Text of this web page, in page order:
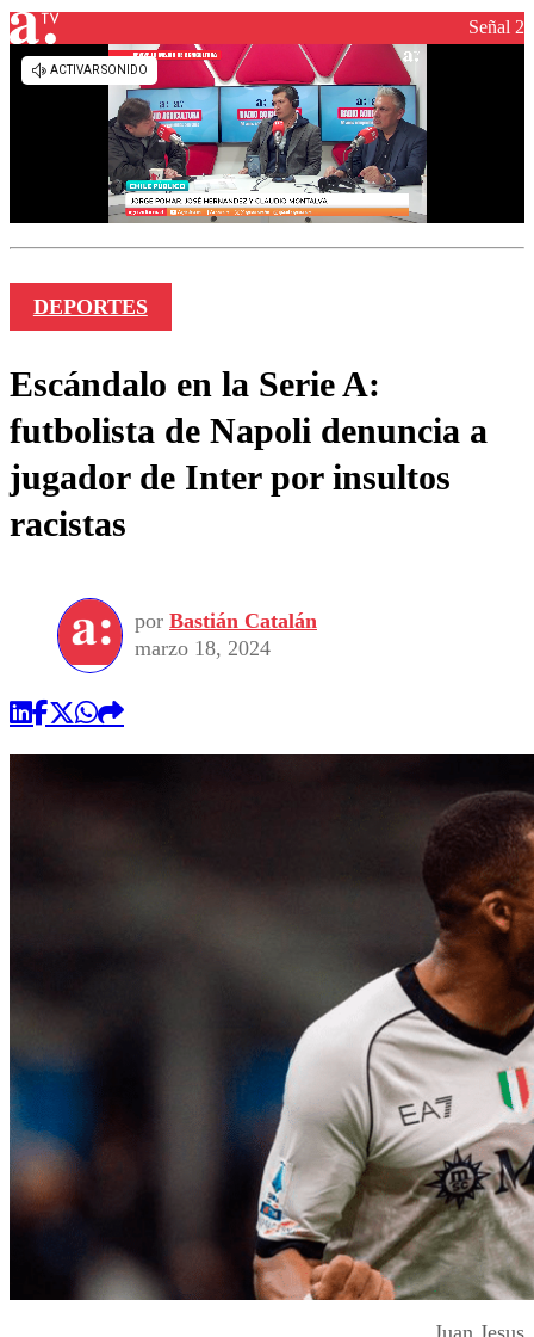
Señal 2
DEPORTES
Escándalo en la Serie A:
futbolista de Napoli denuncia a
jugador de Inter por insultos
racistas
por Bastián Catalán
marzo 18, 2024
Juan Jesus